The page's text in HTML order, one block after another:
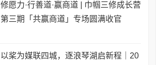
修愿力·行善道·赢商道 | 巾帼三修成长营
第三期「共赢商道」专场圆满收官
以桨为媒联四城，逐浪琴湖启新程｜20